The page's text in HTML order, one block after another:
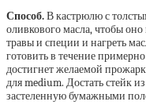
Способ.В кастрюлю с
оливкового масла, чтобы
травы и специи и нагреть
готовить в течение
достигнет желаемой
для medium. Достать стейк
застеленную бумажными